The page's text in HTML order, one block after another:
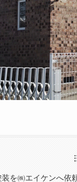
を㈱エイケンへ依